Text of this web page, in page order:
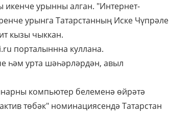
урынны алган. "Интернет-
урынга Татарстанның Иске Чүпрәле
кызы чыккан.
порталыннна куллана.
һәм урта шәһәрләрдән, авыл
компьютер белеменә өйрәтә
төбәк" номинациясендә Татарстан